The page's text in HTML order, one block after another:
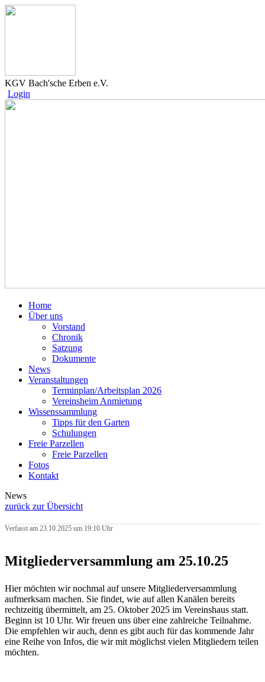
KGV Bach'sche Erben e.V.
Login
Home
Über uns
Vorstand
Chronik
Satzung
Dokumente
News
Veranstaltungen
Terminplan/Arbeitsplan 2026
Vereinsheim Anmietung
Wissenssammlung
Tipps für den Garten
Schulungen
Freie Parzellen
Freie Parzellen
Fotos
Kontakt
News
zurück zur Übersicht
Verfasst am 23.10.2025 um 19:10 Uhr
Mitgliederversammlung am 25.10.25
Hier möchten wir nochmal auf unsere Mitgliederversammlung
aufmerksam machen. Sie findet, wie auf allen Kanälen bereits
rechtzeitig übermittelt, am 25. Oktober 2025 im Vereinshaus statt.
Beginn ist 10 Uhr. Wir freuen uns über eine zahlreiche Teilnahme.
Die empfehlen wir auch, denn es gibt auch für das kommende Jahr
eine Reihe von Infos, die wir mit möglichst vielen Mitgliedern teilen
möchten.